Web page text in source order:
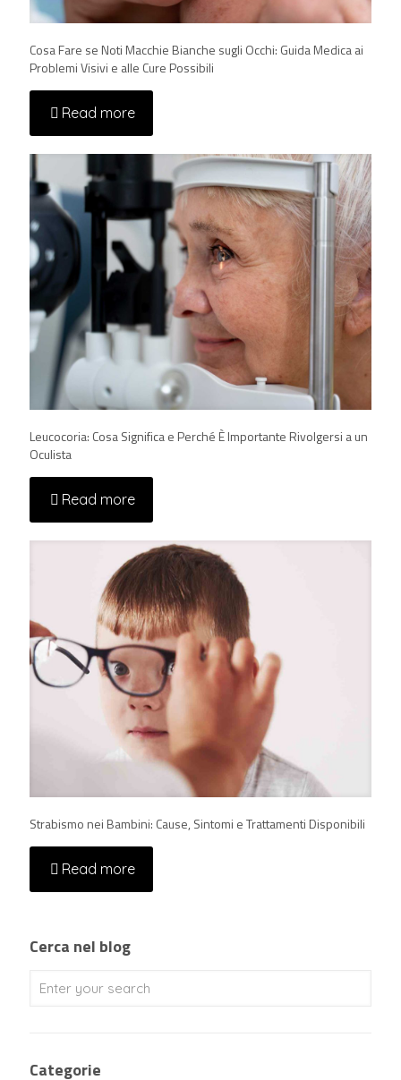
Cosa Fare se Noti Macchie Bianche sugli Occhi: Guida Medica ai
Problemi Visivi e alle Cure Possibili
Read more
Leucocoria: Cosa Significa e Perché È Importante Rivolgersi a un
Oculista
Read more
Strabismo nei Bambini: Cause, Sintomi e Trattamenti Disponibili
Read more
Cerca nel blog
Categorie